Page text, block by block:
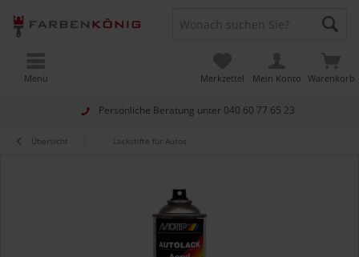
Persönliche Beratung unter 040 60 77 65 23
Warenkorb
Merkzettel Mein Konto
Menü
Übersicht Lackstifte für Autos